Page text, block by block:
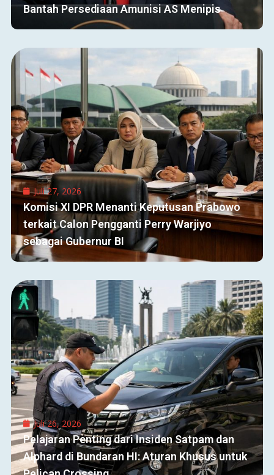
Bantah Persediaan Amunisi AS Menipis
Juli 27, 2026
Komisi XI DPR Menanti Keputusan Prabowo
terkait Calon Pengganti Perry Warjiyo
sebagai Gubernur BI
Juli 26, 2026
Pelajaran Penting dari Insiden Satpam dan
Alphard di Bundaran HI: Aturan Khusus untuk